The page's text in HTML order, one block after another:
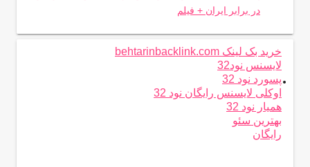
در برابر ایران + فیلم
.
خرید بک لینک behtarinbacklink.com
لایسنس نود32
پسورد نود 32
اوکلی لایسنس رایگان نود 32
همیار نود 32
بهترین سئو
رایگان